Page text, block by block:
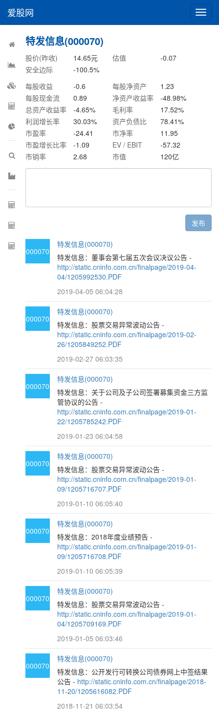
切
换
爱股网
特发信息(000070)
股价(昨收) 14.65元 估值
-0.07
安全边际
-100.5%
每股收益
-0.6 每股净资产
1.23
每股现金流
0.89 净资产收益率 -48.98%
总资产收益率
-4.65% 毛利率 17.52%
利润增长率
30.03% 资产负债比 78.41%
市盈率
-24.41 市净率
11.95
市盈增长比率
-1.09 EV / EBIT
-57.32
市销率
2.68 市值 120亿
发布
000070
特发信息(000070)
特发信息：董事会第七届五次会议决议公告 -
http://static.cninfo.com.cn/finalpage/2019-04-
04/1205992530.PDF
2019-04-05 06:04:28
000070
特发信息(000070)
特发信息：股票交易异常波动公告 -
http://static.cninfo.com.cn/finalpage/2019-02-
26/1205849252.PDF
2019-02-27 06:03:35
000070
特发信息(000070)
特发信息：关于公司及子公司签署募集资金三方监
管协议的公告 -
http://static.cninfo.com.cn/finalpage/2019-01-
22/1205785242.PDF
2019-01-23 06:04:58
000070
特发信息(000070)
特发信息：股票交易异常波动公告 -
http://static.cninfo.com.cn/finalpage/2019-01-
09/1205716707.PDF
2019-01-10 06:05:40
000070
特发信息(000070)
特发信息：2018年度业绩预告 -
http://static.cninfo.com.cn/finalpage/2019-01-
09/1205716708.PDF
2019-01-10 06:05:39
000070
特发信息(000070)
特发信息：股票交易异常波动公告 -
http://static.cninfo.com.cn/finalpage/2019-01-
04/1205709169.PDF
2019-01-05 06:03:46
000070
特发信息(000070)
特发信息：公开发行可转换公司债券网上中签结果
公告 - http://static.cninfo.com.cn/finalpage/2018-
11-20/1205616082.PDF
2018-11-21 06:03:54